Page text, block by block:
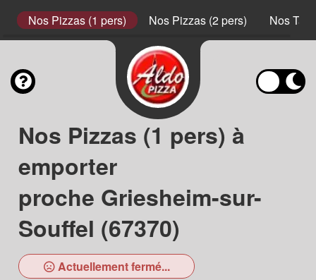
Nos Pizzas (1 pers) Nos Pizzas (2 pers) Nos
Nos Pizzas (1 pers) à
emporter
proche Griesheim-sur-
Souffel (67370)
Actuellement fermé...